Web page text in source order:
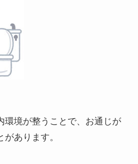
環境が整うことで、お通じが
あります。